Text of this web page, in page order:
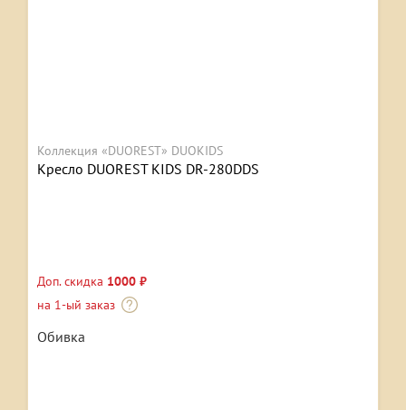
Коллекция «DUOREST» DUOKIDS
Кресло DUOREST KIDS DR-280DDS
Доп. скидка 1000 ₽
на 1-ый заказ
Обивка